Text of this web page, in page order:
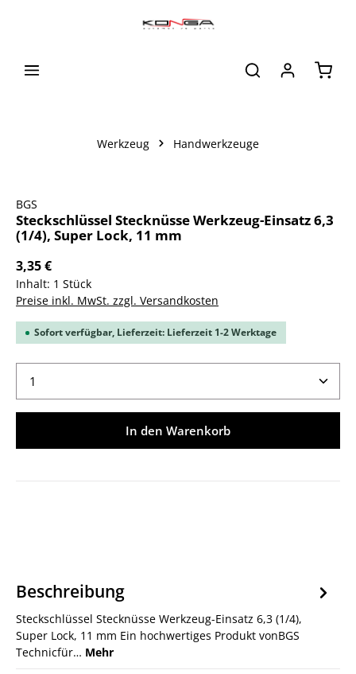
Werkzeug Handwerkzeuge
BGS
Steckschlüssel Stecknüsse Werkzeug-Einsatz 6,3
(1/4), Super Lock, 11 mm
3,35 €
Inhalt: 1 Stück
Preise inkl. MwSt. zzgl. Versandkosten
Sofort verfügbar, Lieferzeit: Lieferzeit 1-2 Werktage
Produkt Anzahl: Gib den gewünschten Wert ein
In den Warenkorb
Beschreibung
Steckschlüssel Stecknüsse Werkzeug-Einsatz 6,3 (1/4),
Super Lock, 11 mm Ein hochwertiges Produkt vonBGS
Technicfür… Mehr